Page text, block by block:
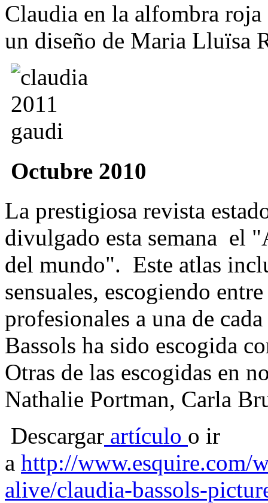
Claudia en la alfombra
un diseño de Maria Lluïsa
Octubre 2010
La prestigiosa revista
divulgado esta semana el
del mundo". Este atlas
sensuales, escogiendo
profesionales a una de
Bassols ha sido escogida
Otras de las escogidas en
Nathalie Portman, Carla
Descargar artículo o ir
a http://www.esquire.com/
alive/claudia-bassols-